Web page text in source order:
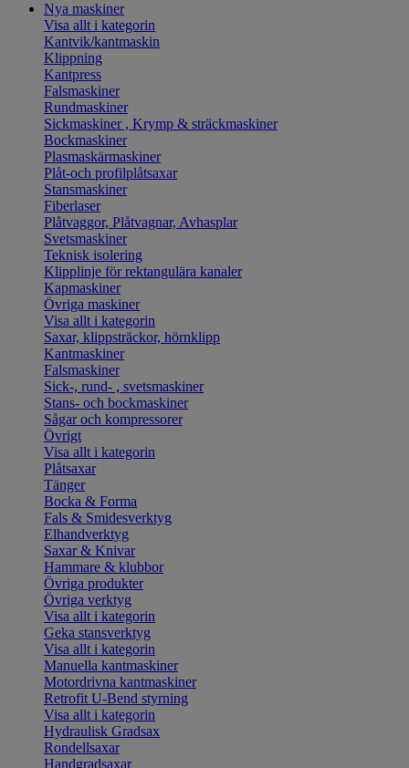
Nya maskiner
Visa allt i kategorin
Kantvik/kantmaskin
Klippning
Kantpress
Falsmaskiner
Rundmaskiner
Sickmaskiner , Krymp & sträckmaskiner
Bockmaskiner
Plasmaskärmaskiner
Plåt-och profilplåtsaxar
Stansmaskiner
Fiberlaser
Plåtvaggor, Plåtvagnar, Avhasplar
Svetsmaskiner
Teknisk isolering
Klipplinje för rektangulära kanaler
Kapmaskiner
Övriga maskiner
Visa allt i kategorin
Saxar, klippsträckor, hörnklipp
Kantmaskiner
Falsmaskiner
Sick-, rund- , svetsmaskiner
Stans- och bockmaskiner
Sågar och kompressorer
Övrigt
Visa allt i kategorin
Plåtsaxar
Tänger
Bocka & Forma
Fals & Smidesverktyg
Elhandverktyg
Saxar & Knivar
Hammare & klubbor
Övriga produkter
Övriga verktyg
Visa allt i kategorin
Geka stansverktyg
Visa allt i kategorin
Manuella kantmaskiner
Motordrivna kantmaskiner
Retrofit U-Bend styrning
Visa allt i kategorin
Hydraulisk Gradsax
Rondellsaxar
Handgradsaxar